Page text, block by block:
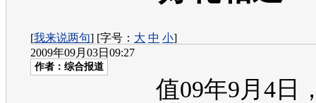
[我来说两句] [字号： 大 中 小]
2009年09月03日09:27
作者：综合报道
值09年9月4日